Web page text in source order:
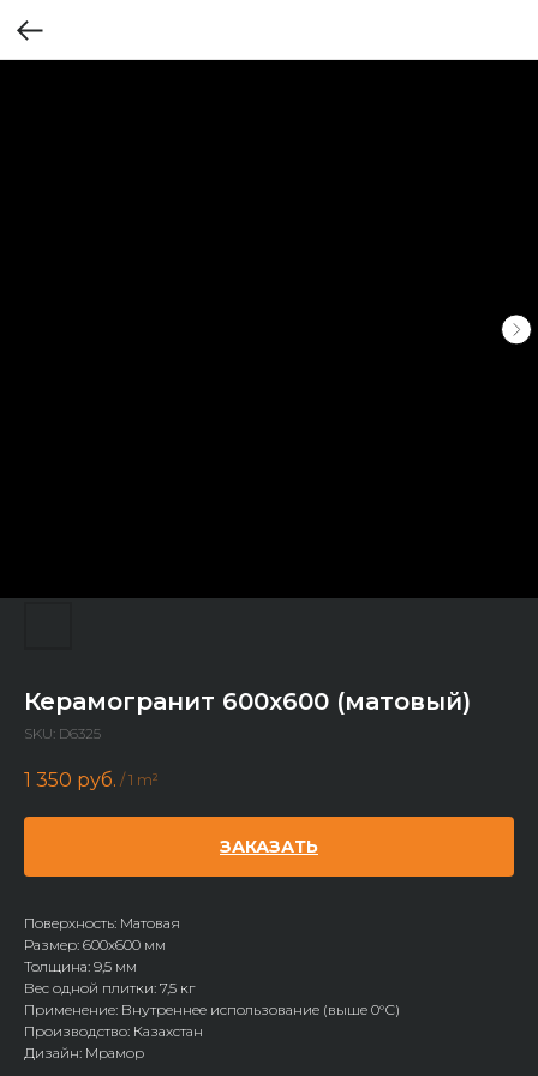
Керамогранит 600x600 (матовый)
SKU: D6325
1 350 руб. / 1 m²
ЗАКАЗАТЬ
Поверхность: Матовая
Размер: 600х600 мм
Толщина: 9,5 мм
Вес одной плитки: 7,5 кг
Применение: Внутреннее использование (выше 0°С)
Производство: Казахстан
Дизайн: Мрамор